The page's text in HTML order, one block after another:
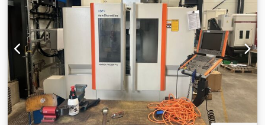
da peça de trabalho: 750 x 550 x 250 mm Peso máximo da
peça de trabalho: 200/450 kg Gerador AGIE IPG-V
Qualidade de superfície alcançável: Ra: 0,05 µm Diâmetros
de fio disponíveis: 0,05 – 0,30 mm, incluindo a opção KIT 50
Máquina de corte por eletroerosão por fio com sistema
automático de enfiação do fio Com depósito rebaixável
automaticamente (acessível por 2 lados) Inclui caixa de
comando AGIEJOGGER para configuração confortável
Controle VISION 5 Ecrã colorido LCD de 15", teclado e rato
Inclui AGIESETUP 3D Inclui a opção Conic-Plus para